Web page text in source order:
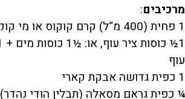
מרכיבים:
1 פחית (400 מ“ל) קרם קוקוס או מי קוקוס
עוף
1 כפית גדושה אבקת קארי
¼ כפית גראם מסאלה (תבלין הודי נהדר)